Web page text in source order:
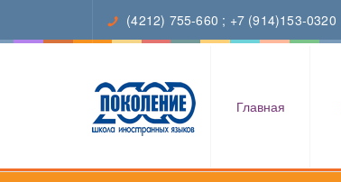
(4212) 755-660 ; +7 (914)153-0320
Главная